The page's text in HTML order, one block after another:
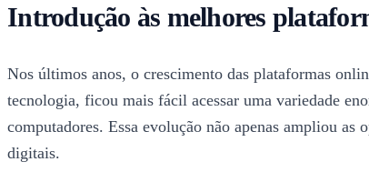
Introdução às melhores
Nos últimos anos, o crescimento das plataformas
tecnologia, ficou mais fácil acessar uma variedade
computadores. Essa evolução não apenas ampliou
digitais.